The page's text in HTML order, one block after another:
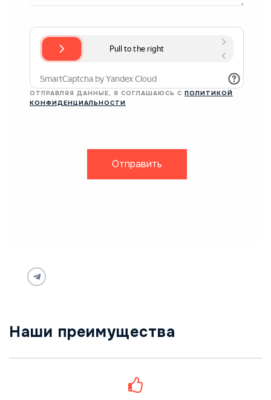
ОТПРАВЛЯЯ ДАННЫЕ, Я СОГЛАШАЮСЬ С ПОЛИТИКОЙ
КОНФИДЕНЦИАЛЬНОСТИ
Отправить
Наши преимущества